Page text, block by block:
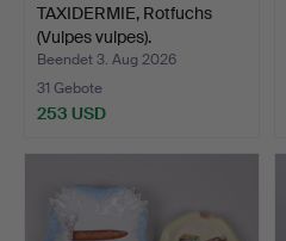
TAXIDERMIE, Rotfuchs
(Vulpes vulpes).
Beendet 3. Aug 2026
31 Gebote
253 USD